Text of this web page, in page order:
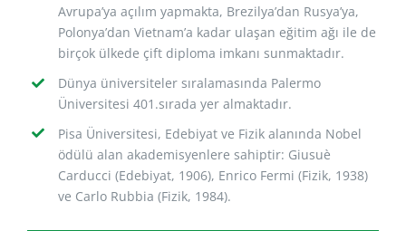
Avrupa’ya açılım yapmakta, Brezilya’dan Rusya’ya,
Polonya’dan Vietnam’a kadar ulaşan eğitim ağı ile de
birçok ülkede çift diploma imkanı sunmaktadır.
Dünya üniversiteler sıralamasında Palermo
Üniversitesi 401.sırada yer almaktadır.
Pisa Üniversitesi, Edebiyat ve Fizik alanında Nobel
ödülü alan akademisyenlere sahiptir: Giusuè
Carducci (Edebiyat, 1906), Enrico Fermi (Fizik, 1938)
ve Carlo Rubbia (Fizik, 1984).